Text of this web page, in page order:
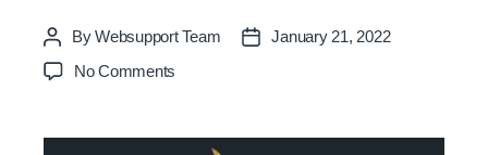
Post
author
ByWebsupport Team
PostJanuary 21, 2022
No Comments
založit